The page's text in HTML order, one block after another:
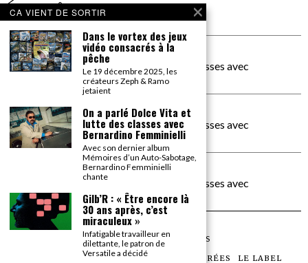
PACÔME THIELLEMENT
La séance d’Hip Gnose
La Patrie
dans
On a parlé Dolce Vita et lutte des classes avec
Bernardino Femminielli
carte noire negra à l'o tiededans
On a parlé Dolce Vita et lutte des classes avec
Bernardino Femminielli
moise et son mascarédans
On a parlé Dolce Vita et lutte des classes avec
Bernardino Femminielli
©2026TOUS DROITS RÉSERVÉS
LES ARTICLES LE MAGAZINE LES SOIRÉES LE LABEL
CA VIENT DE SORTIR
Dans le vortex des jeux
vidéo consacrés à la
pêche
Le 19 décembre 2025, les
créateurs Zeph & Ramo
jetaient
On a parlé Dolce Vita et
lutte des classes avec
Bernardino Femminielli
Avec son dernier album
Mémoires d’un Auto-Sabotage,
Bernardino Femminielli
chante
Gilb’R : « Être encore là
30 ans après, c’est
miraculeux »
Infatigable travailleur en
dilettante, le patron de
Versatile a décidé